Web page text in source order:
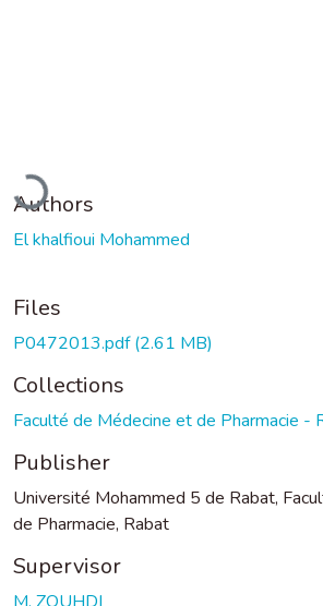
Authors
El khalfioui Mohammed
Files
P0472013.pdf(2.61 MB)
Collections
Faculté de Médecine et de Pharmacie -
Publisher
Université Mohammed 5 de Rabat,
de Pharmacie, Rabat
Supervisor